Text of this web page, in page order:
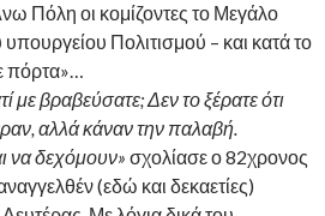
Πόλη οι κομίζοντες το Μεγάλο
Πολιτισμού – και κατά το
πόρτα»…
με βραβεύσατε; Δεν το ξέρατε ότι
αλλά κάναν την παλαβή.
να δεχόμουν» σχολίασε ο 82χρονος
(εδώ και δεκαετίες)